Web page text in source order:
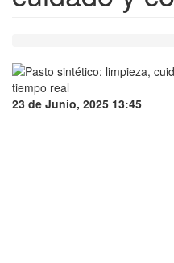
23 de Junio, 2025 13:45